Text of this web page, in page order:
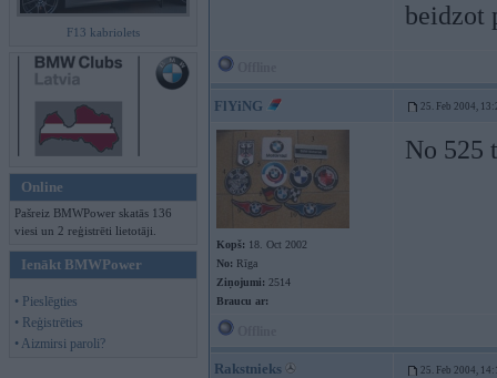
F13 kabriolets
Online
Pašreiz BMWPower skatās 136
viesi un 2 reģistrēti lietotāji.
Ienākt BMWPower
• Pieslēgties
• Reģistrēties
• Aizmirsi paroli?
beidzot
FlYiNG 25. Feb 2004,
Kopš: 18. Oct 2002
No: Rīga
Ziņojumi: 2514
Braucu ar:
No 525
Rakstnieks 25. Feb 2004,